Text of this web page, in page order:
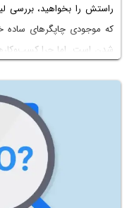
راستش را بخواهید، بررسی
که موجودی چاپگرهای ساده
شدن است. اما چرا کسب‌وکارها
تأمین، محدودیت‌های